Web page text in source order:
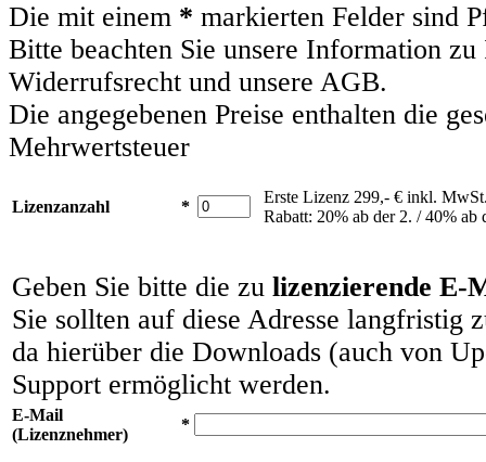
Die mit einem * markierten Felder sind
Bitte beachten Sie unsere Information zu
Widerrufsrecht und unsere AGB.
Die angegebenen Preise enthalten die
Mehrwertsteuer
Lizenzanzahl *
Erste Lizenz 299,- € inkl.
Rabatt: 20% ab der 2. / 40% ab
Geben Sie bitte die zu lizenzierende E-
Sie sollten auf diese Adresse langfristig
da hierüber die Downloads (auch von
Support ermöglicht werden.
E-Mail
(Lizenznehmer)
*